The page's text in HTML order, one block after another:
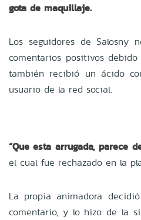
gota de maquillaje.
Los seguidores de Salosny
comentarios positivos
también recibió un ácido
usuario de la red social.
“Que esta arrugada, parece
el cual fue rechazado en la
La propia animadora
comentario, y lo hizo de la